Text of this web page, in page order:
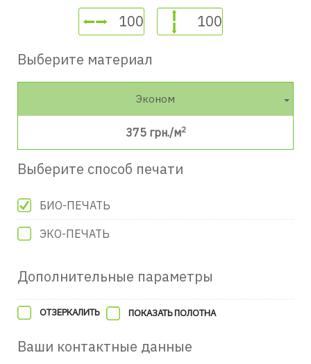
Выберите материал
Эконом
375 грн./м2
Выберите способ печати
БИО-ПЕЧАТЬ
ЭКО-ПЕЧАТЬ
Дополнительные параметры
ОТЗЕРКАЛИТЬ ПОКАЗАТЬ ПОЛОТНА
Ваши контактные данные